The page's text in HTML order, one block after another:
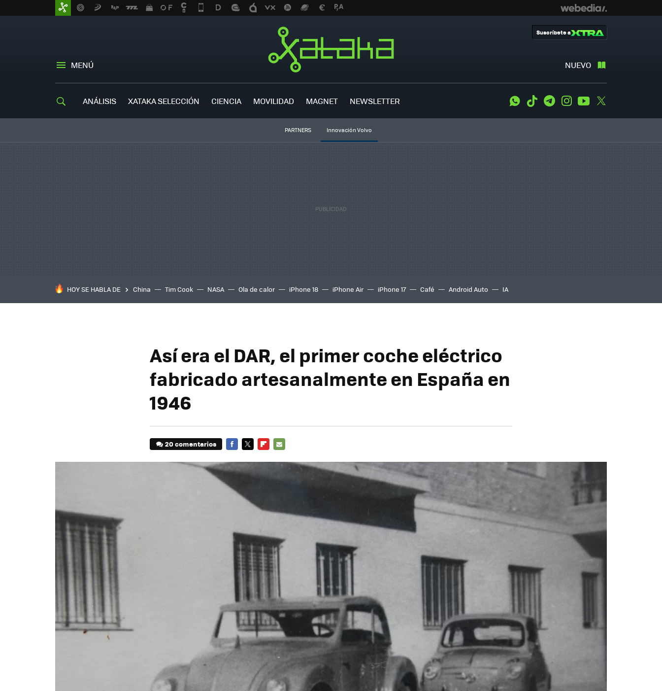
MENÚ NUEVO
Suscríbete a
ANÁLISIS XATAKA SELECCIÓN CIENCIA MOVILIDAD MAGNET NEWSLETTER WhatsApp
Tiktok TelegramInstagramYoutube
PARTNERS Innovación Volvo
HOY SE HABLA DE China Tim Cook NASA Ola de calor iPhone 18 iPhone Air iPhone 17 Café Android Auto IA
Así era el DAR, el primer coche eléctrico
fabricado artesanalmente en España en
1946
20 comentarios
MAIL